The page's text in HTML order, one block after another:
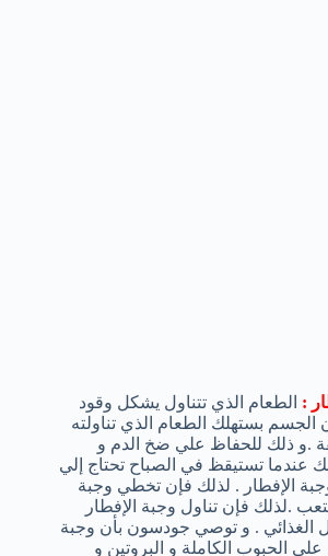
: الطعام الذي تتناول يشكل وقود
الجسم بستهلك الطعام الذي تناولته
.و ذلك للحفاظ علي ضخ الدم و
عندما تستيقظ في الصباح تحتاج إلي
الإفطار . لذلك فإن تخطي وجبة
.لذلك فإن تناول وجبة الإفطار
الغذائي . و توصي جودسون بأن وجبة
الحبوب الكاملة و البروتين و